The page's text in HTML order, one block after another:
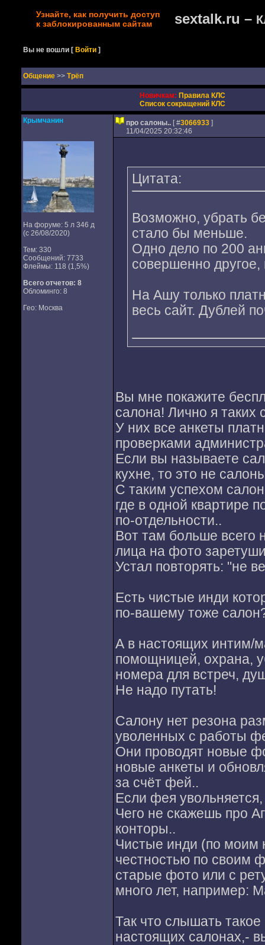
Узнайте, как получить доступ
к заблокированным сайтам
sextalk.ru –
Вы не вошли [Войти ]
Oбщение >> Трёп
Новичкам: Правила КЛС
Список сокращений КЛС
Крымчанин
На форуме: 5 л 346 д
(с 26/08/2020)
Тем: 330
Сообщений: 7733
Флеймы: 118 (1,5%)
Всего отчетов: 8
Обломинго: 8
Гео: Москва
про салоны.. [ #3066933]
11/04/2025 20:32:46
Цитата:
Возможно, убрать
стало бы меньше.
Одно дело по 200
совершенно другое,
На Ашу только
весь сайт. Дублей
Вы мне покажите
салона! Лично я таких
У них все анкеты
проверками
Если вы называете
кухне, то это не
С таким успехом
где в одной квартире
по-отдельности..
Вот там больше всего
лица на фото
Устал повторять: "не
Есть чистые инди
по-вашему тоже
А в настоящих интим/
помощницей, охрана,
номера для встреч,
Не надо путать!
Салону нет резона
уволенных с работы
Они проводят новые
новые анкеты и
за счёт фей..
Если фея
Чего не скажешь про
конторы..
Чистые инди (по моим
честностью по своим
старые фото или с
много лет, например:
Так что слышать
настоящих салонах,-